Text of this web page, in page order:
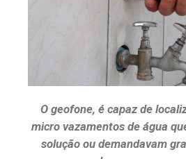
O geofone, é capaz de
micro vazamentos de água
solução ou demandavam